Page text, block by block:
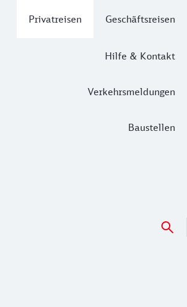
Privatreisen Geschäftsreisen
Hilfe & Kontakt
Verkehrsmeldungen
Baustellen